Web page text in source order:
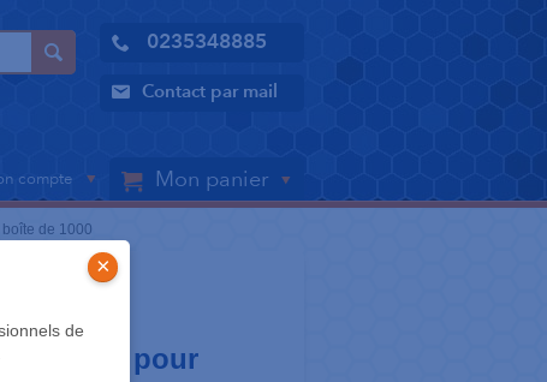
0235348885
Contact par mail
compte Mon panier
de
×
de 1000
embout pour